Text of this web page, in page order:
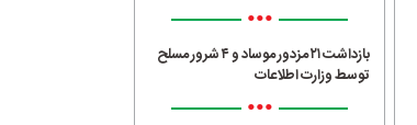
•••
بازداشت ۲۱ مزدور موساد و ۴ شرور مسلح
توسط وزارت اطلاعات
•••